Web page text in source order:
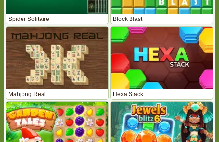
Spider Solitaire Block Blast
Mahjong Real Hexa Stack